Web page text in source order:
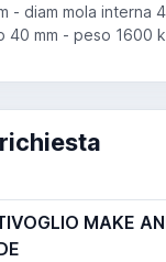
- diam mola interna
40 mm - peso 1600
MAKE